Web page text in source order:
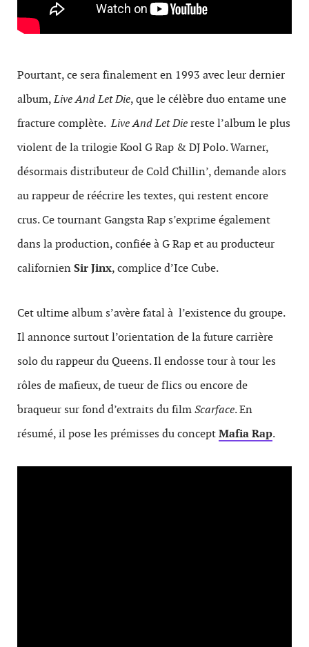
Pourtant, ce sera finalement en 1993 avec leur dernier
album,Live And Let Die, que le célèbre duo entame une
fracture complète.Live And Let Diereste l’album le plus
violent de la trilogie Kool G Rap & DJ Polo. Warner,
désormais distributeur de Cold Chillin’, demande alors
au rappeur de réécrire les textes, qui restent encore
crus. Ce tournant Gangsta Rap s’exprime également
dans la production, confiée à G Rap et au producteur
californienSir Jinx, complice d’Ice Cube.
Cet ultime album s’avère fatal à l’existence du groupe.
Il annonce surtout l’orientation de la future carrière
solo du rappeur du Queens. Il endosse tour à tour les
rôles de mafieux, de tueur de flics ou encore de
braqueur sur fond d’extraits du filmScarface. En
résumé, il pose les prémisses du conceptMafia Rap.